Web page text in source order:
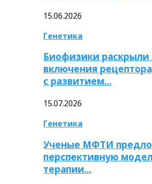
15.06.2026
Генетика
Биофизики
включения
с развитием…
15.07.2026
Генетика
Ученые МФТИ
перспективную
терапии…